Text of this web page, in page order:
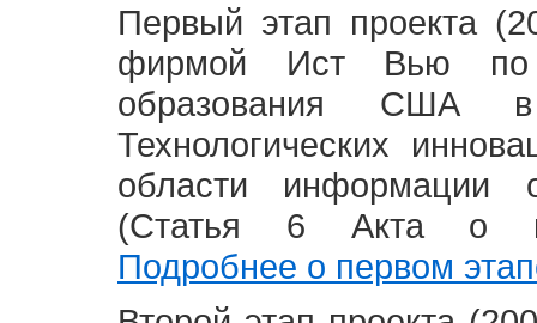
Первый этап проекта
фирмой Ист Вью по
образования США
Технологических
области информации
(Статья 6 Акта о
Подробнее о первом